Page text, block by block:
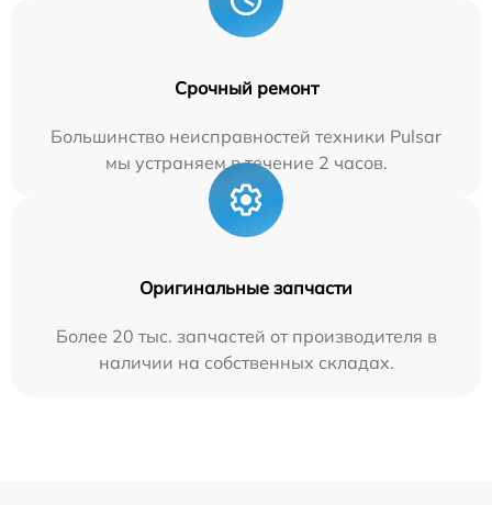
Срочный ремонт
Большинство неисправностей техники Pulsar
мы устраняем в течение 2 часов.
Оригинальные запчасти
Более 20 тыс. запчастей от производителя в
наличии на собственных складах.